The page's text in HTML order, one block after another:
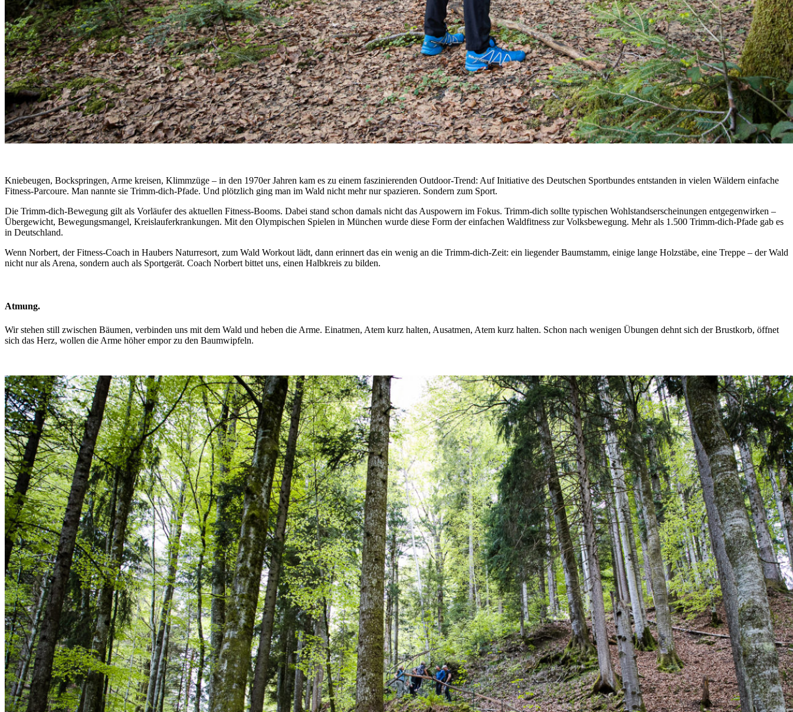
Kniebeugen, Bockspringen, Arme kreisen, Klimmzüge – in den 1970er Jahren kam es zu einem faszinierenden Outdoor-Trend: Auf Initiative des Deutschen Sportbundes entstanden in vielen Wäldern einfache
Fitness-Parcoure. Man nannte sie Trimm-dich-Pfade. Und plötzlich ging man im Wald nicht mehr nur spazieren. Sondern zum Sport.
Die Trimm-dich-Bewegung gilt als Vorläufer des aktuellen Fitness-Booms. Dabei stand schon damals nicht das Auspowern im Fokus. Trimm-dich sollte typischen Wohlstandserscheinungen entgegenwirken –
Übergewicht, Bewegungsmangel, Kreislauferkrankungen. Mit den Olympischen Spielen in München wurde diese Form der einfachen Waldfitness zur Volksbewegung. Mehr als 1.500 Trimm-dich-Pfade gab es
in Deutschland.
Wenn Norbert, der Fitness-Coach in Haubers Naturresort, zum Wald Workout lädt, dann erinnert das ein wenig an die Trimm-dich-Zeit: ein liegender Baumstamm, einige lange Holzstäbe, eine Treppe – der Wald
nicht nur als Arena, sondern auch als Sportgerät. Coach Norbert bittet uns, einen Halbkreis zu bilden.
Atmung.
Wir stehen still zwischen Bäumen, verbinden uns mit dem Wald und heben die Arme. Einatmen, Atem kurz halten, Ausatmen, Atem kurz halten. Schon nach wenigen Übungen dehnt sich der Brustkorb, öffnet
sich das Herz, wollen die Arme höher empor zu den Baumwipfeln.